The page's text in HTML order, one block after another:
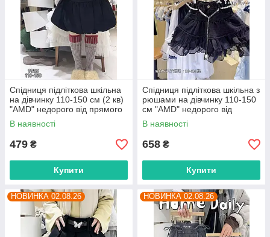
Спідниця підліткова шкільна
на дівчинку 110-150 см (2 кв)
"AMD" недорого від прямого
постачальника
В наявності
479 ₴
Купити
Спідниця підліткова шкільна з
рюшами на дівчинку 110-150
см "AMD" недорого від
прямого постачальника
В наявності
658 ₴
Купити
НОВИНКА 02.08.26 НОВИНКА 02.08.26